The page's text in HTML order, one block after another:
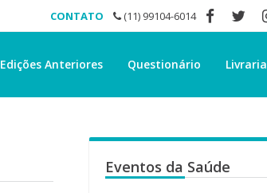
CONTATO (11) 99104-6014
Edições Anteriores Questionário Livraria
Eventos da Saúde